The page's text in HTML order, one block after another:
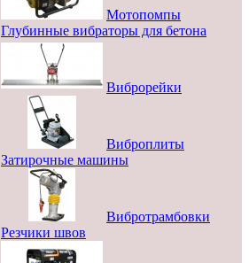
Мотопомпы
Глубинные вибраторы для бетона
Виброрейки
Виброплиты
Затирочные машины
Вибротрамбовки
Резчики швов